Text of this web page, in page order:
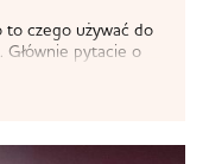
to czego używać do
Głównie pytacie o
początku, małe
to zrobi to
wybitnej poezji,